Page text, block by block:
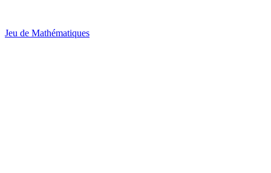
Jeu de Mathématiques